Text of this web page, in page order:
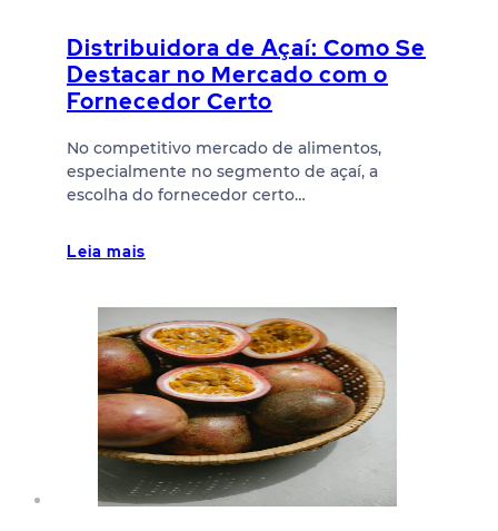
Distribuidora de Açaí: Como Se
Destacar no Mercado com o
Fornecedor Certo
No competitivo mercado de alimentos,
especialmente no segmento de açaí, a
escolha do fornecedor certo…
Leia mais